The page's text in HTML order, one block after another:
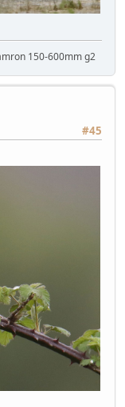
150-600mm g2
#45